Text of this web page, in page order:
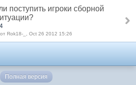
поступить игроки сборной
Rok18-_, Oct 26 2012 15:26
Полная версия